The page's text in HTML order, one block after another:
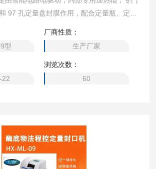
97 孔定量盘封膜作用，配合定量瓶、定量
、粪（耐热）大肠菌群、肠球菌和绿脓假单
物法程控定量封口机 操作简单
型
厂商性质：
生产厂家
22
浏览次数：
60